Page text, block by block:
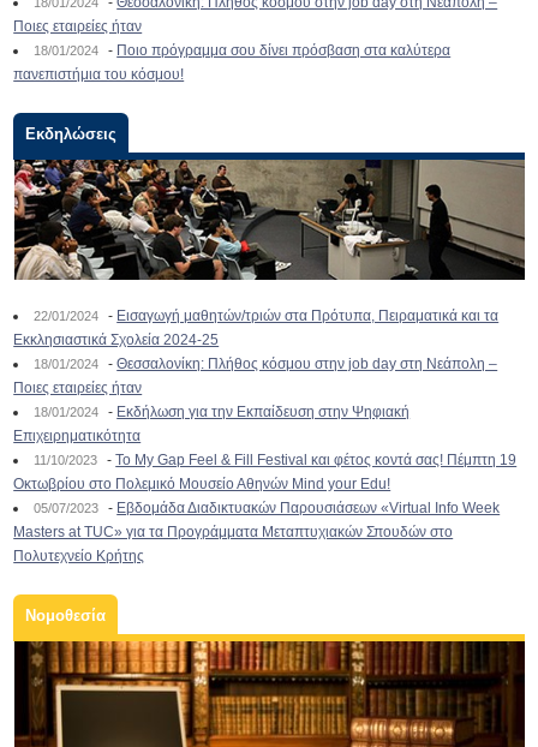
Ποιες εταιρείες ήταν
18/01/2024 - Ποιο πρόγραμμα σου δίνει πρόσβαση στα καλύτερα
πανεπιστήμια του κόσμου!
Εκδηλώσεις
22/01/2024 - Εισαγωγή μαθητών/τριών στα Πρότυπα, Πειραματικά και τα
Εκκλησιαστικά Σχολεία 2024-25
18/01/2024 -Θεσσαλονίκη: Πλήθος κόσμου στην job day στη Νεάπολη –
Ποιες εταιρείες ήταν
18/01/2024 - Εκδήλωση για την Εκπαίδευση στην Ψηφιακή
Επιχειρηματικότητα
11/10/2023 -To My Gap Feel & Fill Festival και φέτος κοντά σας! Πέμπτη 19
Οκτωβρίου στο Πολεμικό Μουσείο Αθηνών Mind your Edu!
05/07/2023 - Εβδομάδα Διαδικτυακών Παρουσιάσεων «Virtual Info Week
Masters at TUC» για τα Προγράμματα Μεταπτυχιακών Σπουδών στο
Πολυτεχνείο Κρήτης
Νομοθεσία